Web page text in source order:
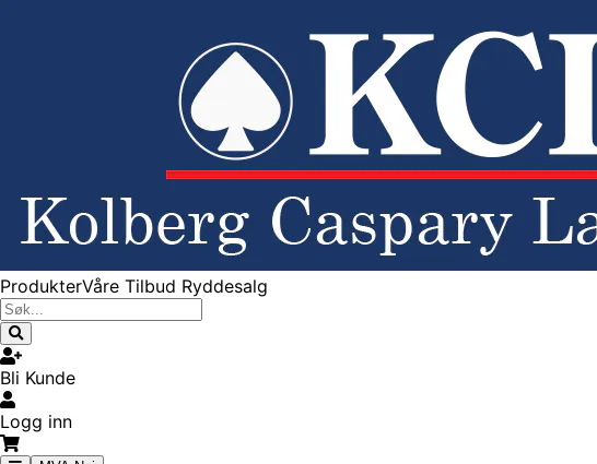
ProdukterVåre Tilbud Ryddesalg
Bli Kunde
Logg inn